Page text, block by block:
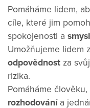
Pomáháme lidem,
cíle, které jim
spokojenosti a
Umožňujeme lidem
odpovědnost za
rizika.
Pomáháme
rozhodovánía